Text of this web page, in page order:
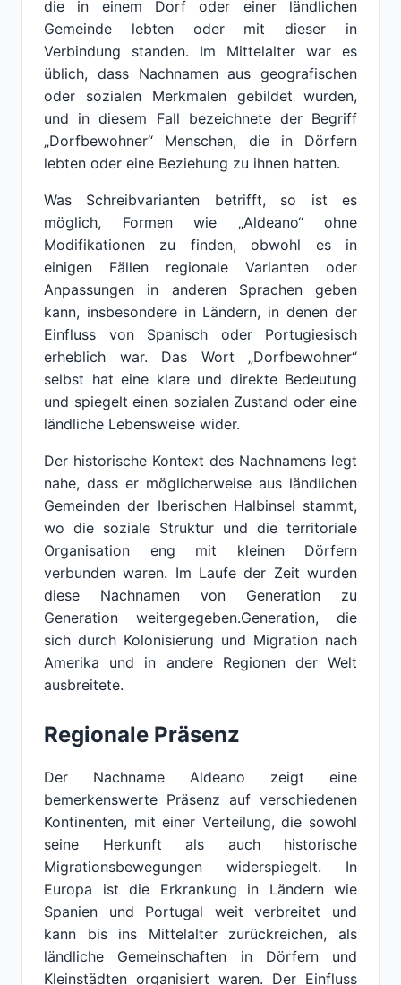
die in einem Dorf oder einer ländlichen
Gemeinde lebten oder mit dieser in
Verbindung standen. Im Mittelalter war es
üblich, dass Nachnamen aus geografischen
oder sozialen Merkmalen gebildet wurden,
und in diesem Fall bezeichnete der Begriff
„Dorfbewohner“ Menschen, die in Dörfern
lebten oder eine Beziehung zu ihnen hatten.
Was Schreibvarianten betrifft, so ist es
möglich, Formen wie „Aldeano“ ohne
Modifikationen zu finden, obwohl es in
einigen Fällen regionale Varianten oder
Anpassungen in anderen Sprachen geben
kann, insbesondere in Ländern, in denen der
Einfluss von Spanisch oder Portugiesisch
erheblich war. Das Wort „Dorfbewohner“
selbst hat eine klare und direkte Bedeutung
und spiegelt einen sozialen Zustand oder eine
ländliche Lebensweise wider.
Der historische Kontext des Nachnamens legt
nahe, dass er möglicherweise aus ländlichen
Gemeinden der Iberischen Halbinsel stammt,
wo die soziale Struktur und die territoriale
Organisation eng mit kleinen Dörfern
verbunden waren. Im Laufe der Zeit wurden
diese Nachnamen von Generation zu
Generation weitergegeben.Generation, die
sich durch Kolonisierung und Migration nach
Amerika und in andere Regionen der Welt
ausbreitete.
Regionale Präsenz
Der Nachname Aldeano zeigt eine
bemerkenswerte Präsenz auf verschiedenen
Kontinenten, mit einer Verteilung, die sowohl
seine Herkunft als auch historische
Migrationsbewegungen widerspiegelt. In
Europa ist die Erkrankung in Ländern wie
Spanien und Portugal weit verbreitet und
kann bis ins Mittelalter zurückreichen, als
ländliche Gemeinschaften in Dörfern und
Kleinstädten organisiert waren. Der Einfluss